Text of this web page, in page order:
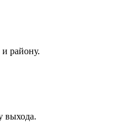
району.
выхода.